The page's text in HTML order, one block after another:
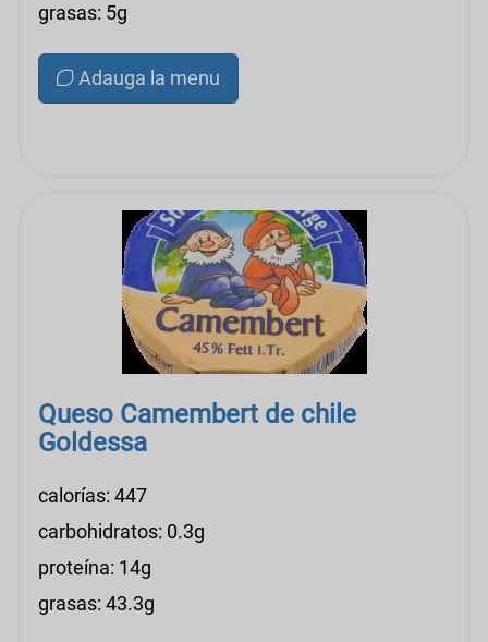
grasas: 5g
Adauga la menu
Queso Camembert de chile
Goldessa
calorías: 447
carbohidratos: 0.3g
proteína: 14g
grasas: 43.3g